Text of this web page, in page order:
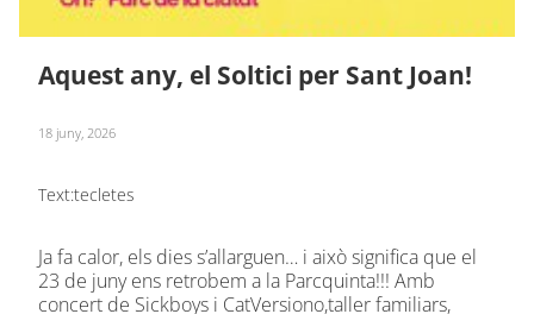
Aquest any, el Soltici per Sant Joan!
18 juny, 2026
Text:tecletes
Ja fa calor, els dies s’allarguen… i això significa que el
23 de juny ens retrobem a la Parcquinta!!! Amb
concert de Sickboys i CatVersiono,taller familiars,